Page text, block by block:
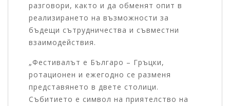
разговори, както и да обменят опит в
реализирането на възможности за
бъдещи сътрудничества и съвместни
взаимодействия.
„Фестивалът е Българо – Гръцки,
ротационен и ежегодно се разменя
представянето в двете столици.
Събитието е символ на приятелство на